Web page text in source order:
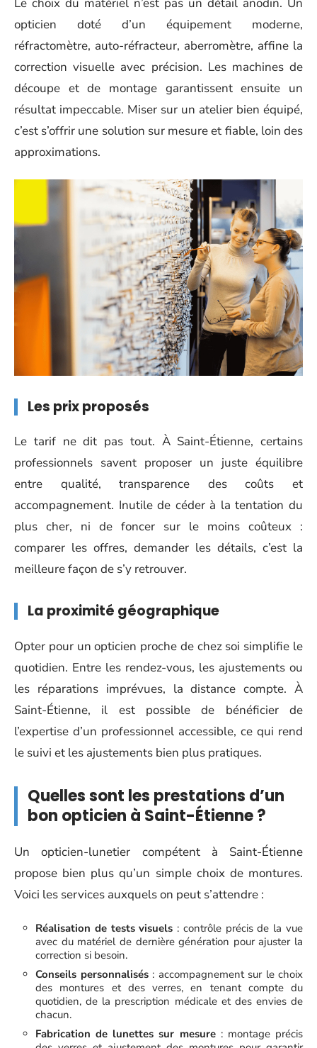
opticien doté d’un équipement moderne,
réfractomètre, auto-réfracteur, aberromètre, affine la
correction visuelle avec précision. Les machines de
découpe et de montage garantissent ensuite un
résultat impeccable. Miser sur un atelier bien équipé,
c’est s’offrir une solution sur mesure et fiable, loin des
approximations.
Les prix proposés
Le tarif ne dit pas tout. À Saint-Étienne, certains
professionnels savent proposer un juste équilibre
entre qualité, transparence des coûts et
accompagnement. Inutile de céder à la tentation du
plus cher, ni de foncer sur le moins coûteux :
comparer les offres, demander les détails, c’est la
meilleure façon de s’y retrouver.
La proximité géographique
Opter pour un opticien proche de chez soi simplifie le
quotidien. Entre les rendez-vous, les ajustements ou
les réparations imprévues, la distance compte. À
Saint-Étienne, il est possible de bénéficier de
l’expertise d’un professionnel accessible, ce qui rend
le suivi et les ajustements bien plus pratiques.
Quelles sont les prestations d’un
bon opticien à Saint-Étienne ?
Un opticien-lunetier compétent à Saint-Étienne
propose bien plus qu’un simple choix de montures.
Voici les services auxquels on peut s’attendre :
Réalisation de tests visuels : contrôle précis de la vue
avec du matériel de dernière génération pour ajuster la
correction si besoin.
Conseils personnalisés: accompagnement sur le choix
des montures et des verres, en tenant compte du
quotidien, de la prescription médicale et des envies de
chacun.
Fabrication de lunettes sur mesure: montage précis